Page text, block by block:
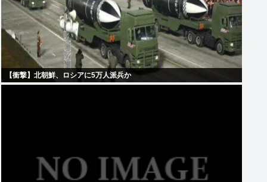
【衝撃】北朝鮮、ロシアに5万人派兵か